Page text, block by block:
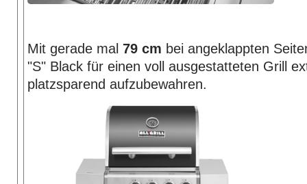
Mit gerade mal 79 cm bei angeklappten
"S" Black für einen voll ausgestatteten Grill
platzsparend aufzubewahren.